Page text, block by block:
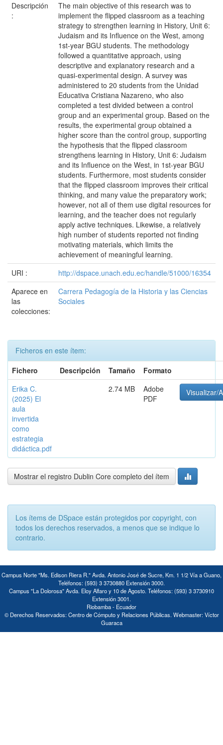
Descripción
:
The main objective of this research was to
implement the flipped classroom as a teaching
strategy to strengthen learning in History, Unit 6:
Judaism and its Influence on the West, among
1st-year BGU students. The methodology
followed a quantitative approach, using
descriptive and explanatory research and a
quasi-experimental design. A survey was
administered to 20 students from the Unidad
Educativa Cristiana Nazareno, who also
completed a test divided between a control
group and an experimental group. Based on the
results, the experimental group obtained a
higher score than the control group, supporting
the hypothesis that the flipped classroom
strengthens learning in History, Unit 6: Judaism
and its Influence on the West, in 1st-year BGU
students. Furthermore, most students consider
that the flipped classroom improves their critical
thinking, and many value the preparatory work;
however, not all of them use digital resources for
learning, and the teacher does not regularly
apply active techniques. Likewise, a relatively
high number of students reported not finding
motivating materials, which limits the
achievement of meaningful learning.
URI :
http://dspace.unach.edu.ec/handle/51000/16354
Aparece en
las
colecciones:
Carrera Pedagogía de la Historia y las Ciencias
Sociales
Ficheros en este ítem:
Fichero
Descripción Tamaño
Formato
Erika C.
(2025) El
aula
invertida
como
estrategia
didáctica.pdf
2.74 MB
Adobe
PDF
Visualizar/
Mostrar el registro Dublin Core completo del ítem
Los ítems de DSpace están protegidos por copyright, con
todos los derechos reservados, a menos que se indique lo
contrario.
Campus Norte "Ms. Edison Riera R." Avda. Antonio José de Sucre, Km. 1 1/2 Vía a Guano,
Teléfonos: (593) 3 3730880 Extensión 3000.
Campus "La Dolorosa" Avda. Eloy Alfaro y 10 de Agosto. Teléfonos: (593) 3 3730910
Extensión 3001.
Riobamba - Ecuador
© Derechos Reservados: Centro de Cómputo y Relaciones Públicas. Webmaster: Víctor
Guaraca